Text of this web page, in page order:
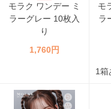
モラク ワンデー ミ
ラーグレー 10枚入
り
1,760円
モ
ラ
1箱